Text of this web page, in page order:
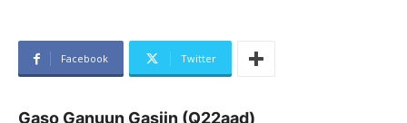
Facebook Twitter
Gaso Ganuun Gasiin (Q22aad)